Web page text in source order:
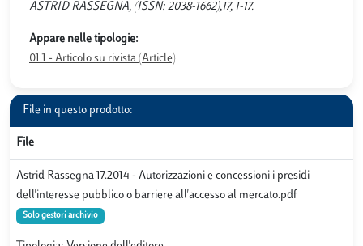
ASTRID RASSEGNA, (ISSN: 2038-1662),17, 1-17.
Appare nelle tipologie:
01.1 - Articolo su rivista (Article)
File in questo prodotto:
File
Astrid Rassegna 17.2014 - Autorizzazioni e concessioni i presidi
dell'interesse pubblico o barriere all'accesso al mercato.pdf
Solo gestori archivio